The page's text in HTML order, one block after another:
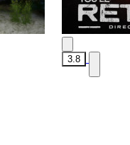
3.8